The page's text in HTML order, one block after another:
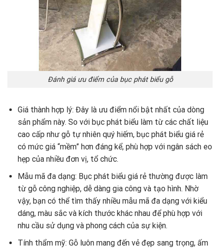
Đánh giá ưu điểm của bục phát biểu gỗ
Giá thành hợp lý: Đây là ưu điểm nổi bật nhất của dòng
sản phẩm này. So với bục phát biểu làm từ các chất liệu
cao cấp như gỗ tự nhiên quý hiếm, bục phát biểu giá rẻ
có mức giá “mềm” hơn đáng kể, phù hợp với ngân sách eo
hẹp của nhiều đơn vị, tổ chức.
Mẫu mã đa dạng: Bục phát biểu giá rẻ thường được làm
từ gỗ công nghiệp, dễ dàng gia công và tạo hình. Nhờ
vậy, bạn có thể tìm thấy nhiều mẫu mã đa dạng với kiểu
dáng, màu sắc và kích thước khác nhau để phù hợp với
nhu cầu sử dụng và phong cách của sự kiện.
Tính thẩm mỹ: Gỗ luôn mang đến vẻ đẹp sang trọng, ấm